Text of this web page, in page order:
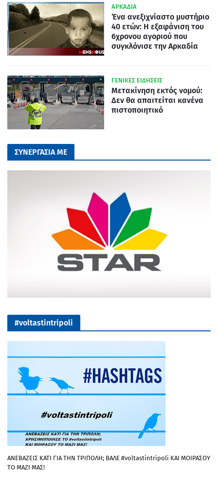
ΑΡΚΑΔΙΑ
Ένα ανεξιχνίαστο μυστήριο
40 ετών: Η εξαφάνιση του
6χρονου αγοριού που
συγκλόνισε την Αρκαδία
ΓΕΝΙΚΕΣ ΕΙΔΗΣΕΙΣ
Μετακίνηση εκτός νομού:
Δεν θα απαιτείται κανένα
πιστοποιητικό
ΣΥΝΕΡΓΑΣΙΑ ΜΕ
#voltastintripoli
ΑΝΕΒΑΖΕΙΣ ΚΑΤΙ ΓΙΑ ΤΗΝ ΤΡΙΠΟΛΗ; ΒΑΛΕ #voltastintripoli ΚΑΙ ΜΟΙΡΑΣΟΥ
ΤΟ ΜΑΖΙ ΜΑΣ!